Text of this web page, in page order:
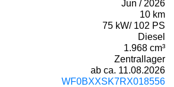
Jun / 2026
10 km
75 kW/ 102 PS
Diesel
1.968 cm³
Zentrallager
ab ca. 11.08.2026
WF0BXXSK7RX018556